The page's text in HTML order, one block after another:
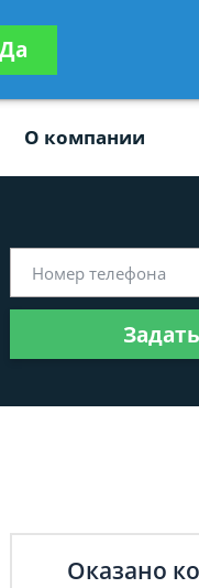
бесплатно
О компании
Оказано
Да